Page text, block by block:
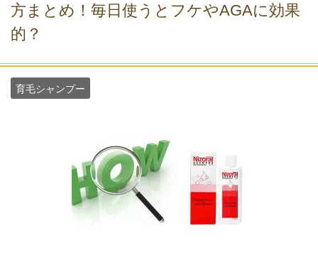
方まとめ！毎日使うとフケやAGAに効果
的？
育毛シャンプー